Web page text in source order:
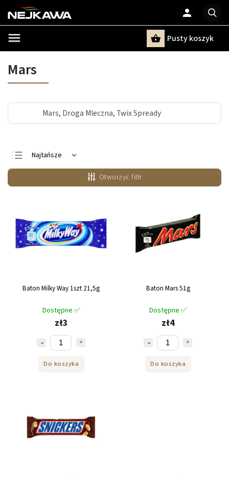
Pusty koszyk
Mars
Mars, Droga Mleczna, Twix Spready
Najtańsze
Najdroższe
Otworzyć filtr
Baton Milky Way 1szt 21,5g
Dostępne ✅
zł3
Do koszyka
Baton Mars 51g
Dostępne ✅
zł4
Do koszyka